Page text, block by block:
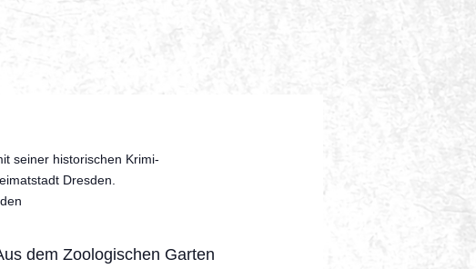
seiner historischen Krimi-
Dresden.
dem Zoologischen Garten